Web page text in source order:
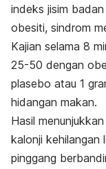
indeks jisim badan
obesiti, sindrom
Kajian selama 8
25-50 dengan
plasebo atau 1
hidangan makan.
Hasil
kalonji kehilangan
pinggang